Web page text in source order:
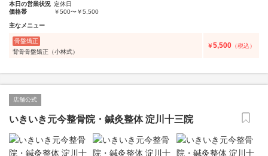
本日の営業状況 定休日
価格帯
￥500〜￥5,500
主なメニュー
骨盤矯正
背骨骨盤矯正（小林式）
￥5,500 （税込）
店舗公式
いきいき元今整骨院・鍼灸整体 淀川十三院